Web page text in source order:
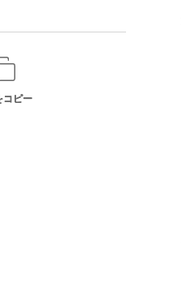
コピー